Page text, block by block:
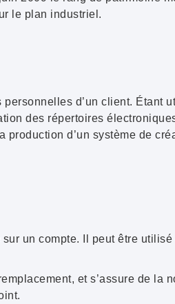
le plan industriel.
personnelles d’un client. Étant
des répertoires
d’un système de
un compte. Il peut être utilisé
et s’assure de la